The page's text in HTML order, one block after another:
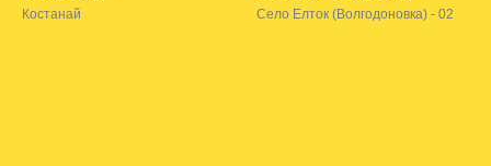
Костанай Село Елток (Волгодоновка) - 02